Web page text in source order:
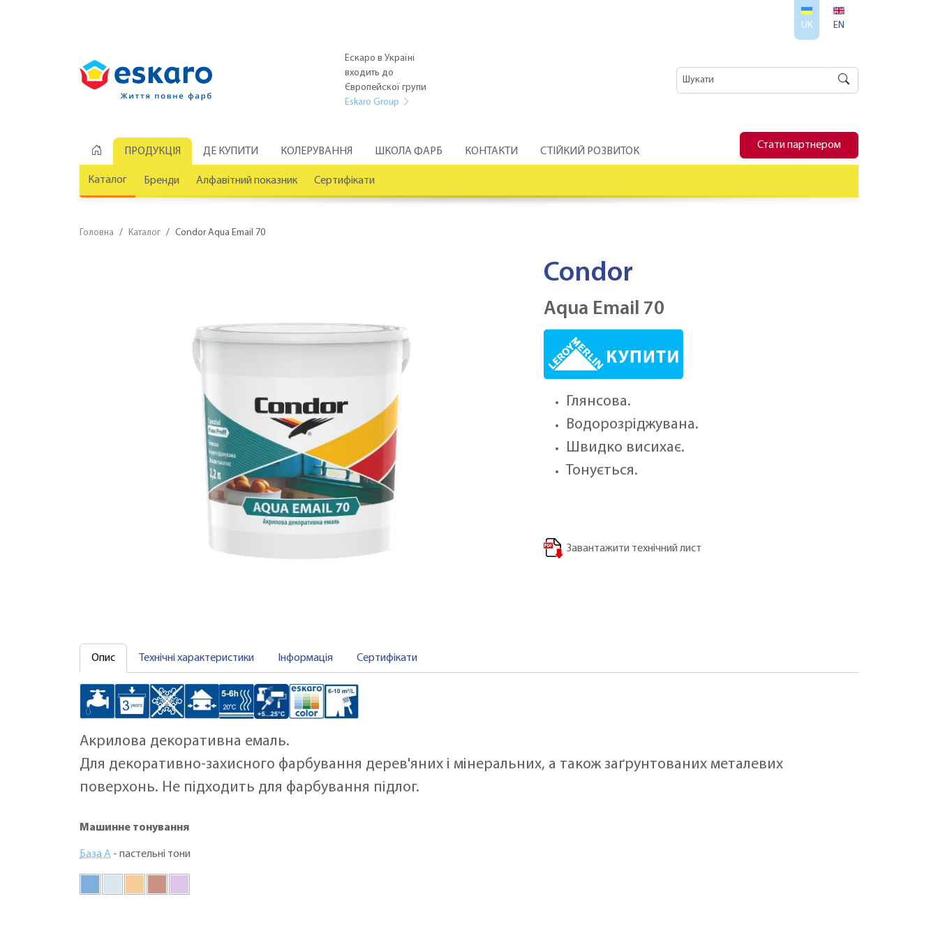
UK EN
Ескаро в Україні
входить до
Європейскої групи
Eskaro Group
ПРОДУКЦІЯ ДЕ КУПИТИ КОЛЕРУВАННЯ ШКОЛА ФАРБ КОНТАКТИ СТІЙКИЙ РОЗВИТОК
Стати партнером
Каталог Бренди Алфавітний показник Сертифікати
Головна Каталог Condor Aqua Email 70
Condor
Aqua Email 70
Глянсова.
Водорозріджувана.
Швидко висихає.
Тонується.
Завантажити технічний лист
Опис Технічні характеристики Інформація Сертифікати
Акрилова декоративна емаль.
Для декоративно-захисного фарбування дерев'яних і мінеральних, а також заґрунтованих металевих
поверхонь. Не підходить для фарбування підлог.
Машинне тонування
База А - пастельні тони